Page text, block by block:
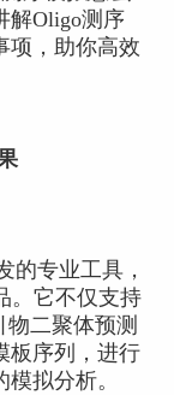
解Oligo测序
项，助你高效
的专业工具，
。它不仅支持
二聚体预测
板序列，进行
拟分析。